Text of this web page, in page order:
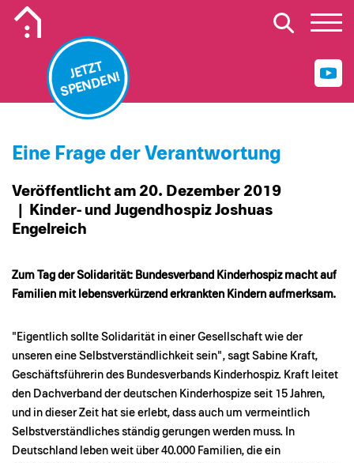
JETZT
SPENDEN!
Eine Frage der Verantwortung
Veröffentlicht am 20. Dezember 2019
| Kinder- und Jugendhospiz Joshuas
Engelreich
Zum Tag der Solidarität: Bundesverband Kinderhospiz macht auf
Familien mit lebensverkürzend erkrankten Kindern aufmerksam.
"Eigentlich sollte Solidarität in einer Gesellschaft wie der
unseren eine Selbstverständlichkeit sein", sagt Sabine Kraft,
Geschäftsführerin des Bundesverbands Kinderhospiz. Kraft leitet
den Dachverband der deutschen Kinderhospize seit 15 Jahren,
und in dieser Zeit hat sie erlebt, dass auch um vermeintlich
Selbstverständliches ständig gerungen werden muss. In
Deutschland leben weit über 40.000 Familien, die ein
Mobiles Logo Mission Lebenshaus